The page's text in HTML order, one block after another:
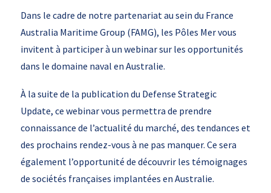
Dans le cadre de notre partenariat au sein du France
Australia Maritime Group (FAMG), les Pôles Mer vous
invitent à participer à un webinar sur les opportunités
dans le domaine naval en Australie.
À la suite de la publication du Defense Strategic
Update, ce webinar vous permettra de prendre
connaissance de l’actualité du marché, des tendances et
des prochains rendez-vous à ne pas manquer. Ce sera
également l’opportunité de découvrir les témoignages
de sociétés françaises implantées en Australie.